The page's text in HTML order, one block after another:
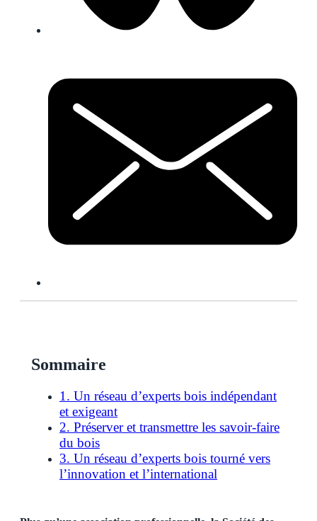
Sommaire
1. Un réseau d’experts bois indépendant
et exigeant
2. Préserver et transmettre les savoir-faire
du bois
3. Un réseau d’experts bois tourné vers
l’innovation et l’international